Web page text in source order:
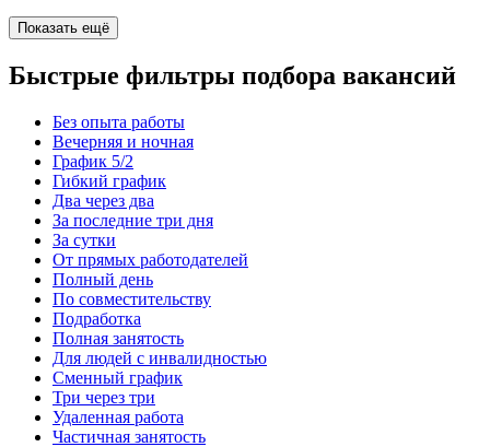
Показать ещё
Быстрые фильтры подбора вакансий
Без опыта работы
Вечерняя и ночная
График 5/2
Гибкий график
Два через два
За последние три дня
За сутки
От прямых работодателей
Полный день
По совместительству
Подработка
Полная занятость
Для людей с инвалидностью
Сменный график
Три через три
Удаленная работа
Частичная занятость